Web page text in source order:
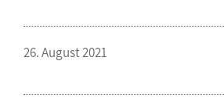
26. August 2021